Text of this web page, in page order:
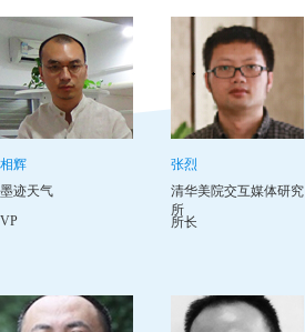
相辉
墨迹天气
VP
张烈
清华美院交互媒体研究
所
所长